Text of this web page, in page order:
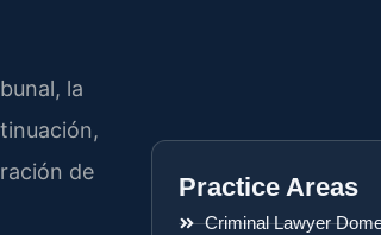
la
de
Practice Areas
Criminal Lawyer